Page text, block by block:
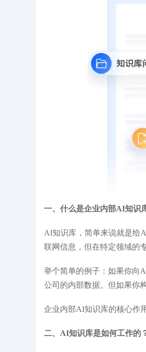
一、什么是企业内部AI知识
AI知识库，简单来说就是给
联网信息，但在特定领域的
举个简单的例子：如果你向
公司的内部数据。但如果你
企业内部AI知识库的核心作
二、AI知识库是如何工作的